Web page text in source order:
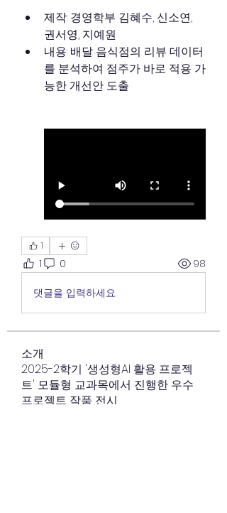
제작: 경영학부 김혜수, 신소연,
권서영, 지예원
내용: 배달 음식점의 리뷰 데이터
를 분석하여 점주가 바로 적용 가
능한 개선안 도출
1
1 0 98
댓글을 입력하세요.
소개
2025-2학기 '생성형AI 활용 프로젝
트' 모듈형 교과목에서 진행한 우수
프로젝트 작품 전시